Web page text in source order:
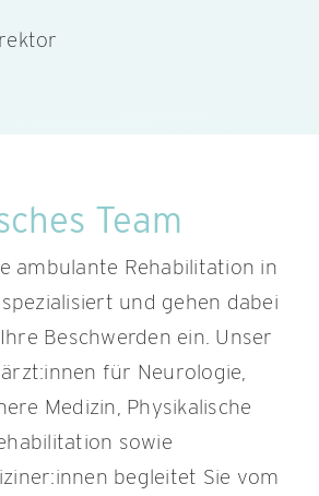
Team
ambulante Rehabilitation in
und gehen dabei
Beschwerden ein. Unser
für Neurologie,
Medizin, Physikalische
sowie
begleitet Sie vom